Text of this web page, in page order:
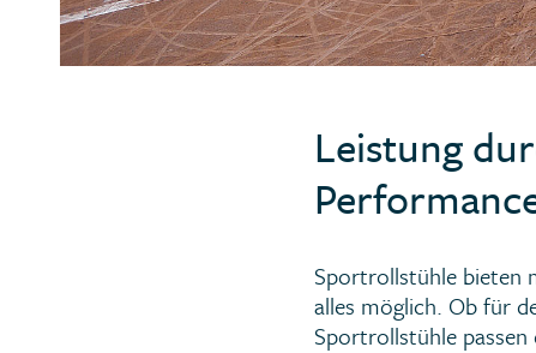
Leistung
Sportrollstühle bieten
alles möglich. Ob für
Sportrollstühle